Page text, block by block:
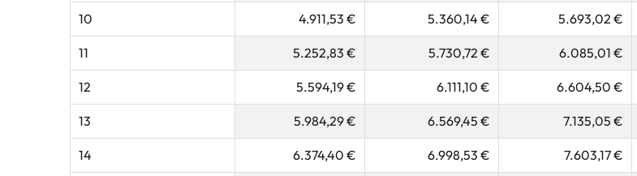
10 4.911,53 € 5.360,14 € 5.693,02 €
11 5.252,83 € 5.730,72 € 6.085,01 €
12 5.594,19 € 6.111,10 € 6.604,50 €
13 5.984,29 € 6.569,45 € 7.135,05 €
14 6.374,40 € 6.998,53 € 7.603,17 €